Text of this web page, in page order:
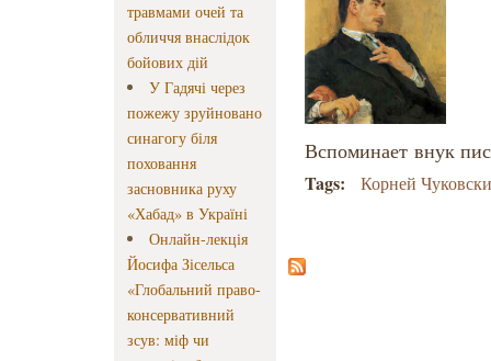
травмами очей та
обличчя внаслідок
бойових дій
У Гадячі через
пожежу зруйновано
синагогу біля
поховання
засновника руху
«Хабад» в Україні
Онлайн-лекція
Йосифа Зісельса
«Глобальний право-
консервативний
зсув: міф чи
Вспоминает внук
Tags: Корней